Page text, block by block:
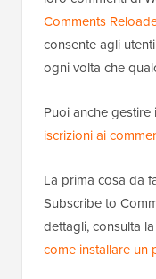
Comments
consente agli
ogni volta che
Puoi anche gestire
iscrizioni ai
La prima cosa da
Subscribe to
dettagli, consulta
come installare un